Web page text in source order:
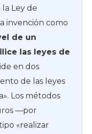
Ley de
invención como
de un
las leyes de
en dos
de las leyes
Los métodos
—por
«realizar